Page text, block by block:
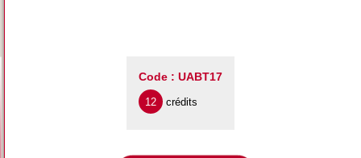
Code : UABT17
12 crédits